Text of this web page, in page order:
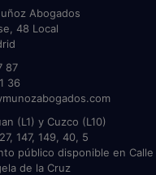
Abogados
48 Local
87
36
(L1) y Cuzco (L10)
147, 149, 40, 5
público disponible en
de la Cruz